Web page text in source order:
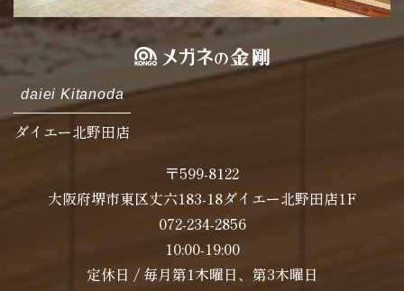
daiei Kitanoda
ダイエー北野田店
〒599-8122
大阪府堺市東区丈六183-18ダイエー北野田店1F
072-234-2856
10:00-19:00
定休日 / 毎月第1木曜日、第3木曜日